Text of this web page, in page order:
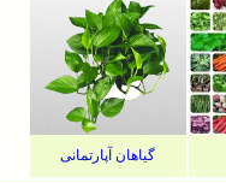
گیاهان آپارتمانی